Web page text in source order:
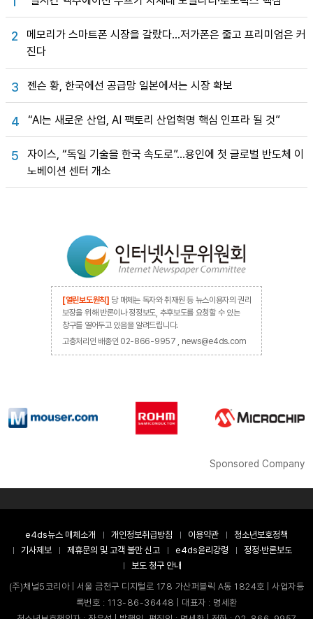
2
메모리가 스마트폰 시장을 갈랐다…저가폰은 줄고 프리미엄은 커
진다
3 젠슨 황, 한국에선 공급망 일본에서는 시장 확보
4 “AI는 새로운 산업, AI 팩토리 산업혁명 핵심 인프라 될 것”
5
자이스, “독일 기술을 한국 속도로”…용인에 첫 글로벌 반도체 이
노베이션 센터 개소
[열린보도원칙] 당 매체는 독자와 취재원 등 뉴스이용자의 권리
보장을 위해 반론이나 정정보도, 추후보도를 요청할 수 있는
창구를 열어두고 있음을 알려드립니다.
고충처리인 배종인 02-866-9957 , news@e4ds.com
Sponsored Company
e4ds뉴스 매체소개 개인정보취급방침 이용약관
청소년보호정책
기사제보
제휴문의 및 고객 불만 신고 e4ds윤리강령
정정·반론보도
보도 청구 안내
(주)채널5코리아 | 서울 금천구 디지털로 178 가산퍼블릭 A동 1824호 | 사업자등
록번호 : 113-86-36448 | 대표자 : 명세환